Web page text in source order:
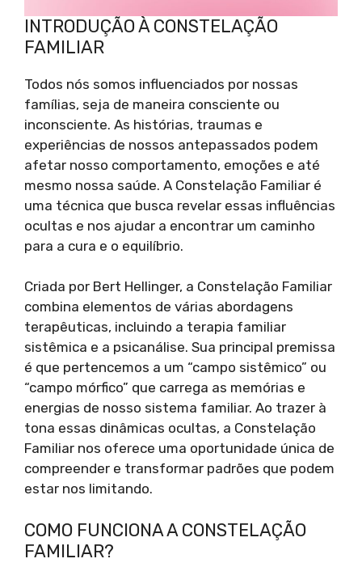
INTRODUÇÃO À CONSTELAÇÃO
FAMILIAR
Todos nós somos influenciados por nossas
famílias, seja de maneira consciente ou
inconsciente. As histórias, traumas e
experiências de nossos antepassados podem
afetar nosso comportamento, emoções e até
mesmo nossa saúde. A Constelação Familiar é
uma técnica que busca revelar essas influências
ocultas e nos ajudar a encontrar um caminho
para a cura e o equilíbrio.
Criada por Bert Hellinger, a Constelação Familiar
combina elementos de várias abordagens
terapêuticas, incluindo a terapia familiar
sistêmica e a psicanálise. Sua principal premissa
é que pertencemos a um “campo sistêmico” ou
“campo mórfico” que carrega as memórias e
energias de nosso sistema familiar. Ao trazer à
tona essas dinâmicas ocultas, a Constelação
Familiar nos oferece uma oportunidade única de
compreender e transformar padrões que podem
estar nos limitando.
COMO FUNCIONA A CONSTELAÇÃO
FAMILIAR?